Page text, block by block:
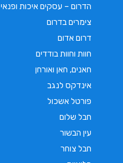
הדרום – עסקים איכות ופנאי
צימרים בדרום
דרום אדום
חוות וחוות בודדים
חאנים, חאן ואורחן
אינדקס לנגב
פורטל אשכול
חבל שלום
עין הבשור
חבל צוחר